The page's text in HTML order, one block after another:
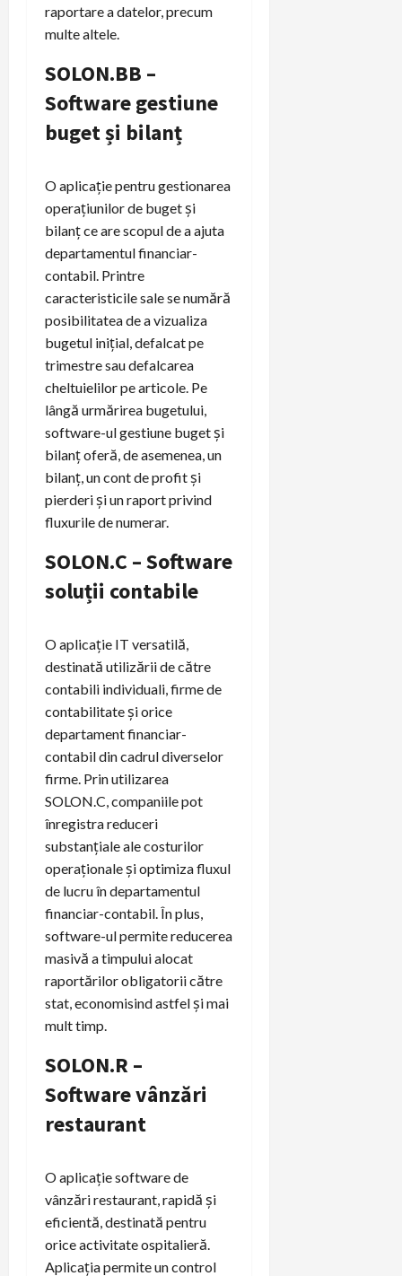
raportare a datelor, precum
multe altele.
SOLON.BB –
Software gestiune
buget și bilanț
O aplicație pentru gestionarea
operațiunilor de buget și
bilanț ce are scopul de a ajuta
departamentul financiar-
contabil. Printre
caracteristicile sale se numără
posibilitatea de a vizualiza
bugetul inițial, defalcat pe
trimestre sau defalcarea
cheltuielilor pe articole. Pe
lângă urmărirea bugetului,
software-ul gestiune buget și
bilanț oferă, de asemenea, un
bilanț, un cont de profit și
pierderi și un raport privind
fluxurile de numerar.
SOLON.C – Software
soluții contabile
O aplicație IT versatilă,
destinată utilizării de către
contabili individuali, firme de
contabilitate și orice
departament financiar-
contabil din cadrul diverselor
firme. Prin utilizarea
SOLON.C, companiile pot
înregistra reduceri
substanțiale ale costurilor
operaționale și optimiza fluxul
de lucru în departamentul
financiar-contabil. În plus,
software-ul permite reducerea
masivă a timpului alocat
raportărilor obligatorii către
stat, economisind astfel și mai
mult timp.
SOLON.R –
Software vânzări
restaurant
O aplicație software de
vânzări restaurant, rapidă și
eficientă, destinată pentru
orice activitate ospitalieră.
Aplicația permite un control